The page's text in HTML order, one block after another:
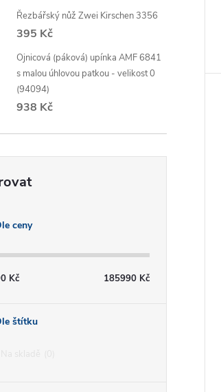
Řezbářský nůž Zwei Kirschen 3356
395 Kč
Ojnicová (páková) upínka AMF 6841
s malou úhlovou patkou - velikost 0
(94094)
938 Kč
ceny
Kč 185990 Kč
štítku
k